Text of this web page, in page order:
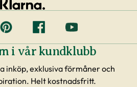
i vår kundklubb
inköp, exklusiva förmåner och
Helt kostnadsfritt.